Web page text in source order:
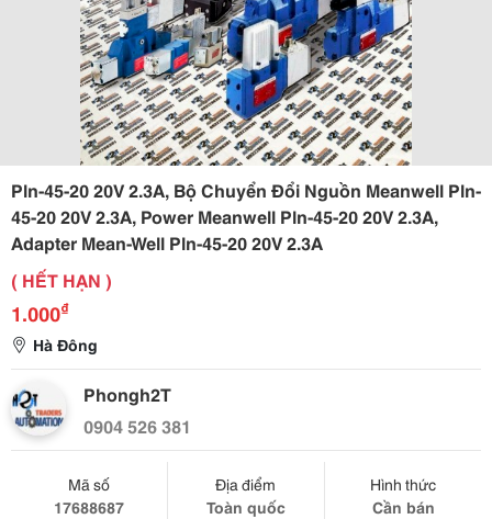
Pln-45-20 20V 2.3A, Bộ Chuyển Đổi Nguồn Meanwell Pln-
45-20 20V 2.3A, Power Meanwell Pln-45-20 20V 2.3A,
Adapter Mean-Well Pln-45-20 20V 2.3A
( HẾT HẠN )
1.000₫
Hà Đông
Phongh2T
0904 526 381
Mã số
17688687
Địa điểm
Toàn quốc
Hình thức
Cần bán